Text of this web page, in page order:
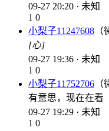
09-27 20:20 · 未知
1 0
小梨子11247608 （
[心]
09-27 19:36 · 未知
1 0
小梨子11752706 （
有意思，现在在看
09-27 19:29 · 未知
1 0